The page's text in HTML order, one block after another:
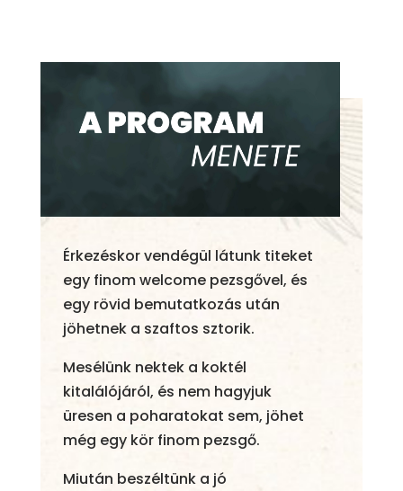
Érkezéskor vendégül látunk titeket
egy finom welcome pezsgővel, és
egy rövid bemutatkozás után
jöhetnek a szaftos sztorik.
Mesélünk nektek a koktél
kitalálójáról, és nem hagyjuk
üresen a poharatokat sem, jöhet
még egy kör finom pezsgő.
Miután beszéltünk a jó